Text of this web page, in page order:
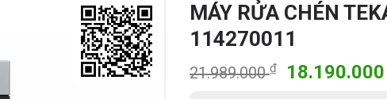
MÁY RỬA CHÉN
114270011
21.989.000₫
Giá
18.190.000